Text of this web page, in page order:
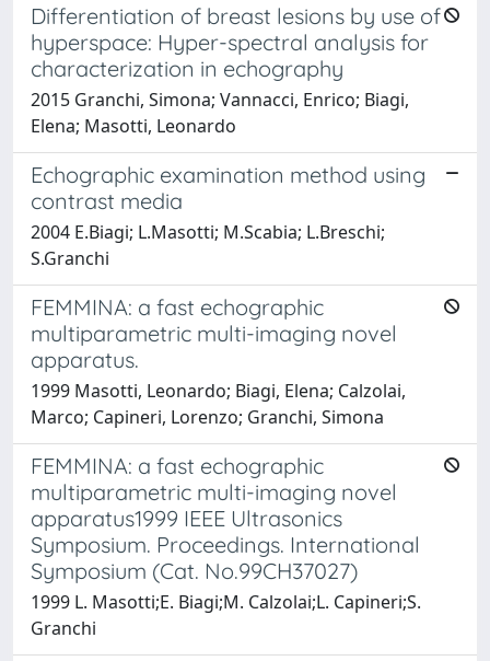
Differentiation of breast lesions by use of
hyperspace: Hyper-spectral analysis for
characterization in echography
2015 Granchi, Simona; Vannacci, Enrico; Biagi,
Elena; Masotti, Leonardo
Echographic examination method using
contrast media
2004 E.Biagi; L.Masotti; M.Scabia; L.Breschi;
S.Granchi
FEMMINA: a fast echographic
multiparametric multi-imaging novel
apparatus.
1999 Masotti, Leonardo; Biagi, Elena; Calzolai,
Marco; Capineri, Lorenzo; Granchi, Simona
FEMMINA: a fast echographic
multiparametric multi-imaging novel
apparatus1999 IEEE Ultrasonics
Symposium. Proceedings. International
Symposium (Cat. No.99CH37027)
1999 L. Masotti;E. Biagi;M. Calzolai;L. Capineri;S.
Granchi